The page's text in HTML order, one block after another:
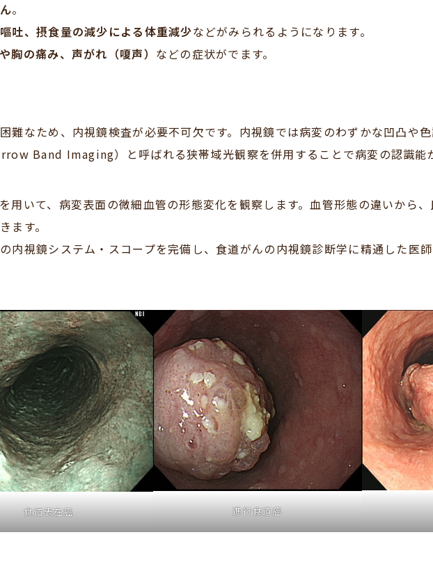
。
吐、摂食量の減少による体重減少などがみられるようになります。
胸の痛み、声がれ（嗄声） などの症状がでます。
難なため、内視鏡検査が必要不可欠です。内視鏡では病変のわずかな凹凸や
Band Imaging）と呼ばれる狭帯域光観察を併用することで病変の認識能
用いて、病変表面の微細血管の形態変化を観察します。血管形態の違いから
ます。
内視鏡システム・スコープを完備し、食道がんの内視鏡診断学に精通した医
食道表在癌 進行食道癌